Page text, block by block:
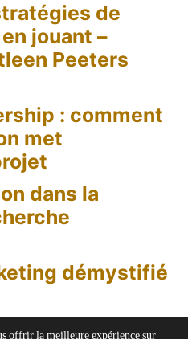
Les
Barcelona
Principles
de
jouant –
Peeters
: comment
met
dans la
démystifié
offrir la meilleure expérience sur